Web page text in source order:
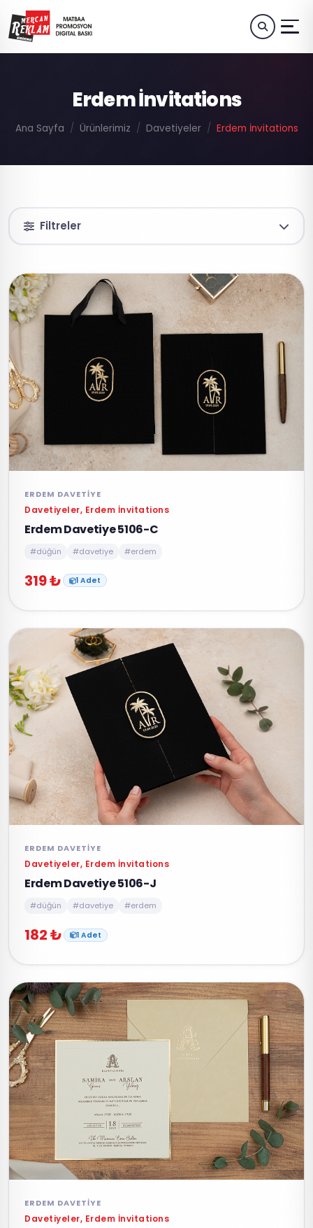
Erdem İnvitations
Ana Sayfa Ürünlerimiz Davetiyeler Erdem İnvitations
Filtreler
ERDEM DAVETIYE
Davetiyeler, Erdem İnvitations
Erdem Davetiye 5106-C
#düğün #davetiye #erdem
319 ₺ 1 Adet
ERDEM DAVETIYE
Davetiyeler, Erdem İnvitations
Erdem Davetiye 5106-J
#düğün #davetiye #erdem
182 ₺ 1 Adet
ERDEM DAVETIYE
Davetiyeler, Erdem İnvitations